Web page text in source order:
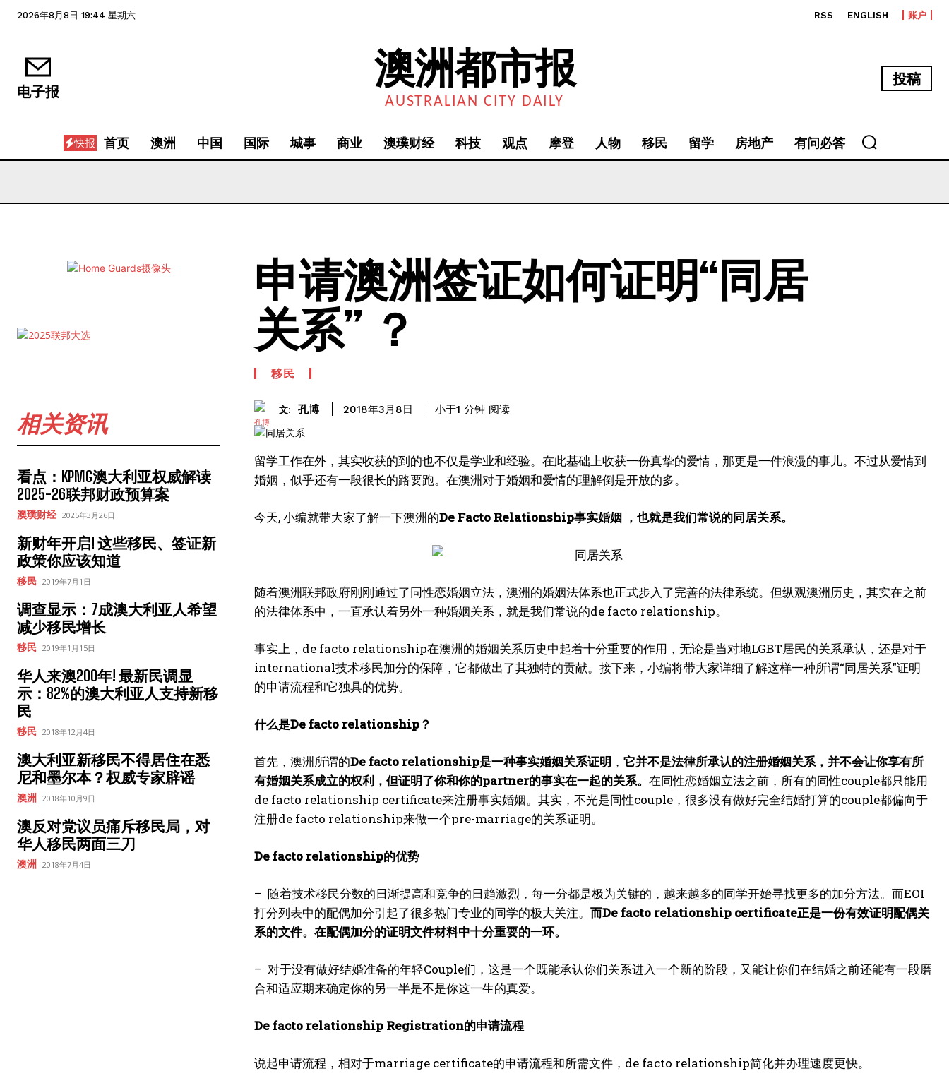
2026年8月8日 19:44 星期六 RSS ENGLISH 账户
电子报 澳洲都市报
AUSTRALIAN CITY DAILY
投稿
快报 首页 澳洲 中国 国际 城事 商业 澳璞财经 科技 观点 摩登 人物 移民 留学 房地产 有问必答
相关资讯
看点：KPMG澳大利亚权威解读
2025-26联邦财政预算案
澳璞财经 2025年3月26日
新财年开启! 这些移民、签证新
政策你应该知道
移民 2019年7月1日
调查显示：7成澳大利亚人希望
减少移民增长
移民 2019年1月15日
华人来澳200年! 最新民调显
示：82%的澳大利亚人支持新移
民
移民 2018年12月4日
澳大利亚新移民不得居住在悉
尼和墨尔本？权威专家辟谣
澳洲 2018年10月9日
澳反对党议员痛斥移民局，对
华人移民两面三刀
澳洲 2018年7月4日
申请澳洲签证如何证明“同居
关系” ？
移民
文: 孔博 2018年3月8日 小于1 分钟 阅读
留学工作在外，其实收获的到的也不仅是学业和经验。在此基础上收获一份真挚的爱情，那更是一件浪漫的事儿。不过从爱情到
婚姻，似乎还有一段很长的路要跑。在澳洲对于婚姻和爱情的理解倒是开放的多。
今天, 小编就带大家了解一下澳洲的De Facto Relationship事实婚姻 ， 也就是我们常说的同居关系。
随着澳洲联邦政府刚刚通过了同性恋婚姻立法，澳洲的婚姻法体系也正式步入了完善的法律系统。但纵观澳洲历史，其实在之前
的法律体系中，一直承认着另外一种婚姻关系，就是我们常说的de facto relationship。
事实上，de facto relationship在澳洲的婚姻关系历史中起着十分重要的作用，无论是当对地LGBT居民的关系承认，还是对于
international技术移民加分的保障，它都做出了其独特的贡献。接下来，小编将带大家详细了解这样一种所谓“同居关系”证明
的申请流程和它独具的优势。
什么是De facto relationship？
首先，澳洲所谓的De facto relationship是一种事实婚姻关系证明 ， 它并不是法律所承认的注册婚姻关系，并不会让你享有所
有婚姻关系成立的权利，但证明了你和你的partner的事实在一起的关系。 在同性恋婚姻立法之前，所有的同性couple都只能用
de facto relationship certificate来注册事实婚姻。其实，不光是同性couple，很多没有做好完全结婚打算的couple都偏向于
注册de facto relationship来做一个pre-marriage的关系证明。
De facto relationship的优势
– 随着技术移民分数的日渐提高和竞争的日趋激烈，每一分都是极为关键的，越来越多的同学开始寻找更多的加分方法。而EOI
打分列表中的配偶加分引起了很多热门专业的同学的极大关注。 而De facto relationship certificate正是一份有效证明配偶关
系的文件。在配偶加分的证明文件材料中十分重要的一环。
– 对于没有做好结婚准备的年轻Couple们，这是一个既能承认你们关系进入一个新的阶段，又能让你们在结婚之前还能有一段磨
合和适应期来确定你的另一半是不是你这一生的真爱。
De facto relationship Registration的申请流程
说起申请流程，相对于marriage certificate的申请流程和所需文件，de facto relationship简化并办理速度更快。